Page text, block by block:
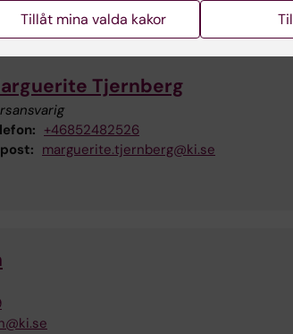
Tjernberg
+46852482526
marguerite.tjernberg@ki.se
Tillåt mina valda kakor